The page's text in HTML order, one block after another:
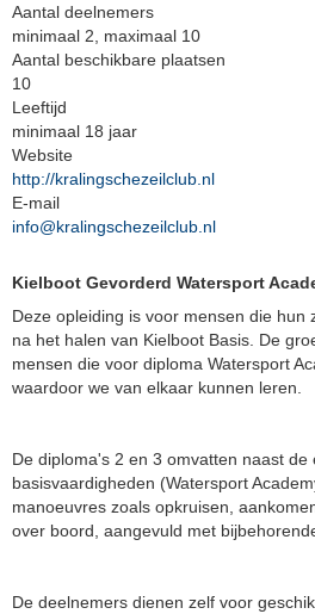
Aantal deelnemers
minimaal 2, maximaal 10
Aantal beschikbare plaatsen
10
Leeftijd
minimaal 18 jaar
Website
http://kralingschezeilclub.nl
E-mail
info@kralingschezeilclub.nl
Kielboot Gevorderd Watersport
Deze opleiding is voor mensen die hun
na het halen van Kielboot Basis. De
mensen die voor diploma Watersport
waardoor we van elkaar kunnen leren.
De diploma's 2 en 3 omvatten naast
basisvaardigheden (Watersport
manoeuvres zoals opkruisen,
over boord, aangevuld met
De deelnemers dienen zelf voor